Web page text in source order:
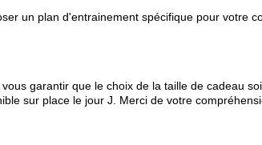
un plan d'entrainement spécifique pour votre
garantir que le choix de la taille de cadeau
sur place le jour J. Merci de votre